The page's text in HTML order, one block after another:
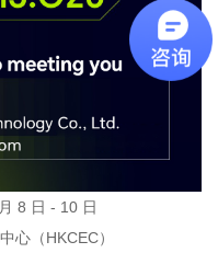
8 日 - 10 日
心（HKCEC）